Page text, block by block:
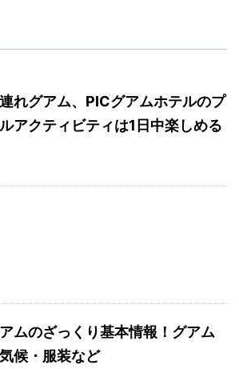
れグアム、PICグアムホテルのプ
アクティビティは1日中楽しめる
ムのざっくり基本情報！グアム
候・服装など